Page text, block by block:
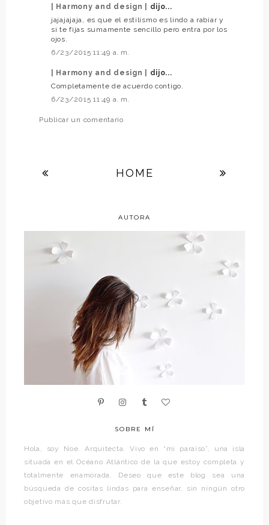
| Harmony and design |
dijo...
jajajajaja, es que el estilismo es lindo a rabiar y
si te fijas sumamente sencillo pero entra por los
ojos.
6/23/2015 11:49 a. m.
| Harmony and design |
dijo...
Completamente de acuerdo contigo.
6/23/2015 11:49 a. m.
Publicar un comentario
HOME
AUTORA
SOBRE MÍ
Hola, soy Noe. Arquitecta. Vivo en “mi paraíso”, una isla
situada en el Océano Atlántico de la que estoy completa y
totalmente enamorada. Deseo que este blog sea una
búsqueda de cositas lindas para enseñar, sin ningún otro
objetivo más que disfrutar.